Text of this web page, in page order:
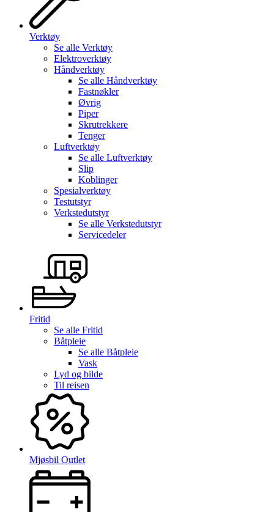
Verktøy
Se alle Verktøy
Elektroverktøy
Håndverktøy
Se alle Håndverktøy
Fastnøkler
Øvrig
Piper
Skrutrekkere
Tenger
Luftverktøy
Se alle Luftverktøy
Slip
Koblinger
Spesialverktøy
Testutstyr
Verkstedutstyr
Se alle Verkstedutstyr
Servicedeler
Fritid
Se alle Fritid
Båtpleie
Se alle Båtpleie
Vask
Lyd og bilde
Til reisen
Mjøsbil Outlet